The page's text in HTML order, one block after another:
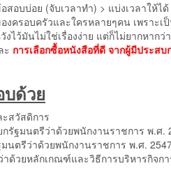
อบบ่อย (จับเวลาทำ) > แบ่งเวลาให้ได้
งครอบครัวและใครหลายๆคน เพราะ
งไว้มันไม่ใช่เรื่องง่าย แต่ก็ไม่ยากหาก
ะ การเลือกซื้อหนังสือที่ดี จากผู้มีประส
บด้วย
สวัสดิการ
รัฐมนตรีว่าด้วยพนักงานราชการ พ.ศ.
นตรีว่าด้วยพนักงานราชการ พ.ศ.
ด้วยหลักเกณฑ์และวิธีการบริหารกิจก